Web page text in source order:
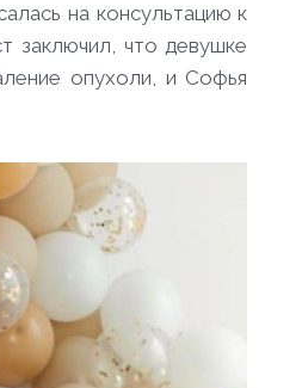
на консультацию к
заключил, что девушке
опухоли, и Софья